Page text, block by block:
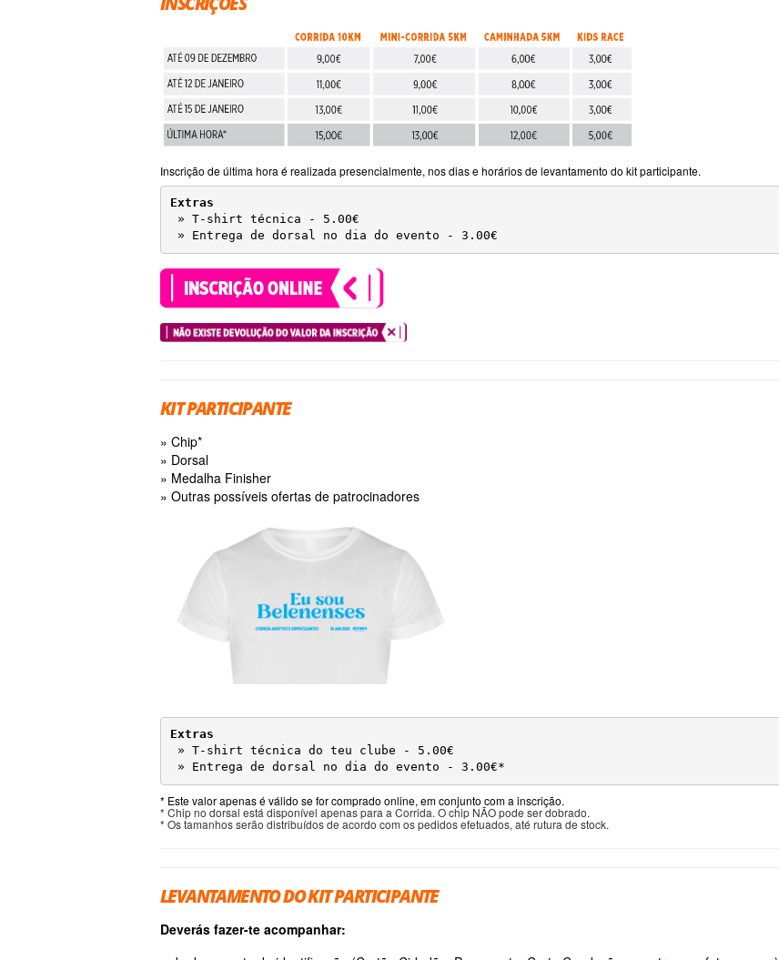
Inscrição de última hora é realizada presencialmente, nos dias e horários de levantamento do kit participante.
Extras
» T-shirt técnica - 5.00€
» Entrega de dorsal no dia do evento - 3.00€
KIT PARTICIPANTE
» Chip*
» Dorsal
» Medalha Finisher
» Outras possíveis ofertas de patrocinadores
Extras
» T-shirt técnica do teu clube - 5.00€
» Entrega de dorsal no dia do evento - 3.00€*
* Este valor apenas é válido se for comprado online, em conjunto com a inscrição.
* Chip no dorsal está disponível apenas para a Corrida. O chip NÃO pode ser dobrado.
* Os tamanhos serão distribuídos de acordo com os pedidos efetuados, até rutura de stock.
LEVANTAMENTO DO KIT PARTICIPANTE
Deverás fazer-te acompanhar: